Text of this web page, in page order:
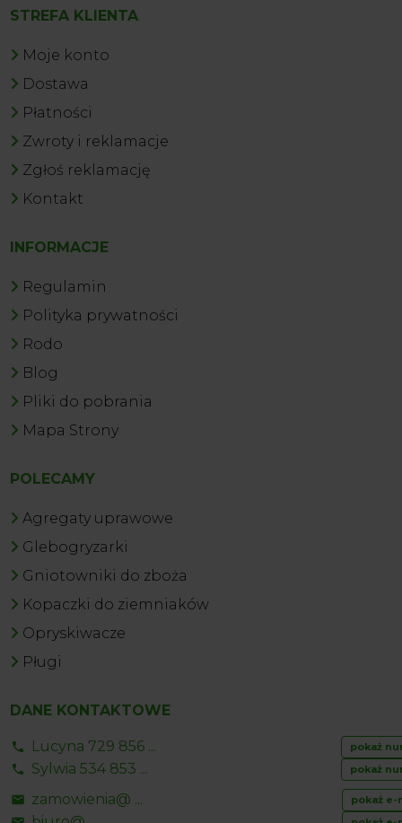
STREFA KLIENTA
Moje konto
Dostawa
Płatności
Zwroty i reklamacje
Zgłoś reklamację
Kontakt
INFORMACJE
Regulamin
Polityka prywatności
Rodo
Blog
Pliki do pobrania
Mapa Strony
POLECAMY
Agregaty uprawowe
Glebogryzarki
Gniotowniki do zboża
Kopaczki do ziemniaków
Opryskiwacze
Pługi
DANE KONTAKTOWE
Lucyna 729 856 ... pokaż
Sylwia 534 853 ... pokaż
zamowienia@ ... pokaż e-